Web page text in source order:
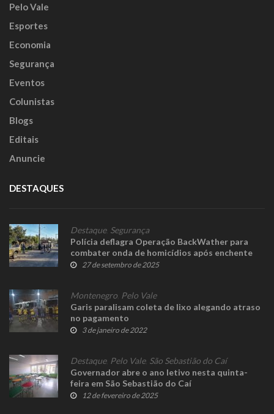
Pelo Vale
Esportes
Economia
Segurança
Eventos
Colunistas
Blogs
Editais
Anuncie
DESTAQUES
Destaque, Segurança
Polícia deflagra Operação BackWather para
combater onda de homicídios após enchente
27 de setembro de 2025
Montenegro Pelo Vale
Garis paralisam coleta de lixo alegando atraso
no pagamento
3 de janeiro de 2022
Destaque, Pelo Vale, São Sebastião do Caí
Governador abre o ano letivo nesta quinta-
feira em São Sebastião do Caí
12 de fevereiro de 2025